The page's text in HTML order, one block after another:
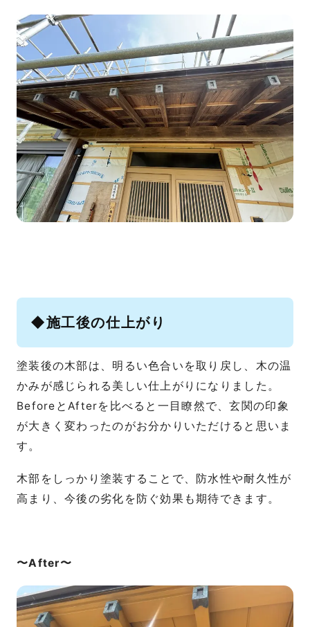
◆施工後の仕上がり
塗装後の木部は、明るい色合いを取り戻し、木の温
かみが感じられる美しい仕上がりになりました。
BeforeとAfterを比べると一目瞭然で、玄関の印象
が大きく変わったのがお分かりいただけると思いま
す。
木部をしっかり塗装することで、防水性や耐久性が
高まり、今後の劣化を防ぐ効果も期待できます。
〜After〜